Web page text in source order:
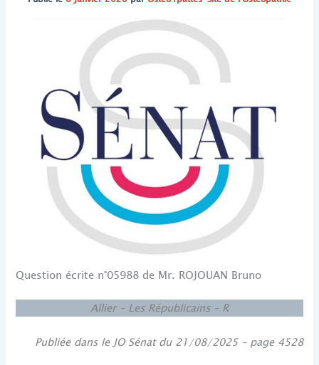
Question écrite n°05988 de Mr. ROJOUAN Bruno
Allier – Les Républicains – R
Publiée dans le JO Sénat du 21/08/2025 – page 4528